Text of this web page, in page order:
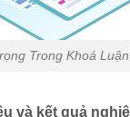
Trong Khoá
và kết quả